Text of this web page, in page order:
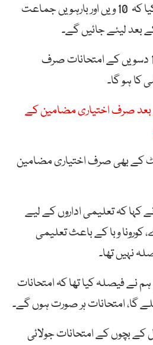
گفتگو کرتے ہوئے اعلان کیا کہ 10 ویں اور بارہویں جماعت
انہوں نے بتایا کہ 9 ویں 10 دسویں کے امتحانات صرف
کا ہو گا۔
کے بعد صرف اختیاری مضامین کے
کے بھی صرف اختیاری مضامین
کہا کہ تعلیمی اداروں کے لیے
وبا کے باعث تعلیمی
نہیں تھا۔
ہم نے فیصلہ کیا تھا کہ امتحانات
گا، امتحانات ہر صورت ہوں گے۔
کے بچوں کے امتحانات جولائی